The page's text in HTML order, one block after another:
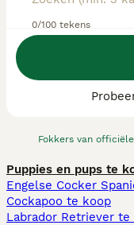
0/100 tekens
Fokkers van
We
Puppies en pups te
Engelse Cocker
Cockapoo te koop
Labrador Retriever te